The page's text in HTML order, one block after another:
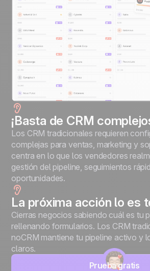
¡Basta de CRM
Los CRM tradicionales requieren
complejas para ventas, marketing y
centra en lo que los vendedores
gestión del pipeline, seguimientos
oportunidades.
La próxima acción lo es
Cierras negocios sabiendo cuál es tu
rellenando formularios. Los CRM
noCRM mantiene tu pipeline activo y
claros.
Prueba gratis